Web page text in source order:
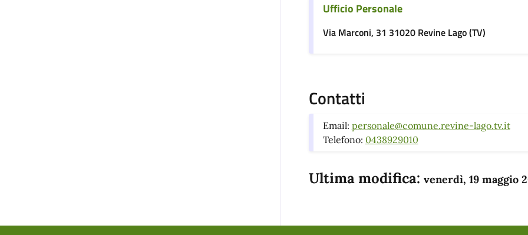
Ufficio Personale
Via Marconi, 31 31020 Revine Lago (TV)
Contatti
Email: personale@comune.revine-lago.tv.it
Telefono: 0438929010
Ultima modifica: venerdì, 19 maggio